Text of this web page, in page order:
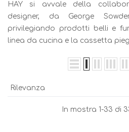
HAY si avvale della
designer, da George
privilegiando prodotti belli e
linea da cucina e la cassetta
Rilevanza
In mostra 1-33 di